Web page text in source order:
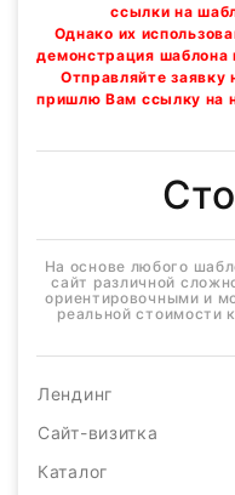
ссылки на
Однако их
демонстрация шаблона
Отправляйте заявку
пришлю Вам ссылку на
На основе любого
сайт различной
ориентировочными и
реальной стоимости
Лендинг
Сайт-визитка
Каталог